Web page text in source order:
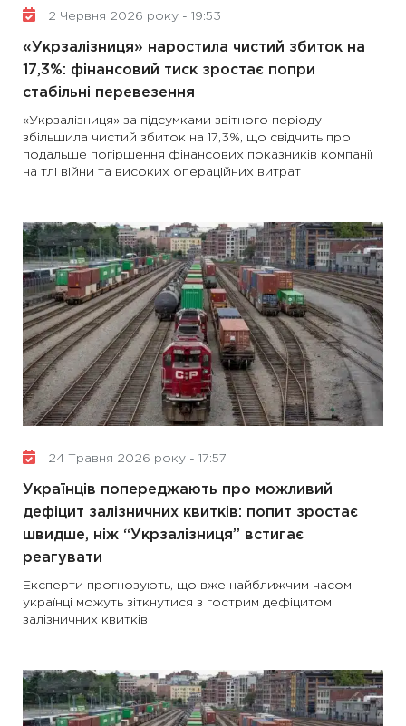
2 Червня 2026 року - 19:53
«Укрзалізниця» наростила чистий збиток на
17,3%: фінансовий тиск зростає попри
стабільні перевезення
«Укрзалізниця» за підсумками звітного періоду
збільшила чистий збиток на 17,3%, що свідчить про
подальше погіршення фінансових показників компанії
на тлі війни та високих операційних витрат
24 Травня 2026 року - 17:57
Українців попереджають про можливий
дефіцит залізничних квитків: попит зростає
швидше, ніж “Укрзалізниця” встигає
реагувати
Експерти прогнозують, що вже найближчим часом
українці можуть зіткнутися з гострим дефіцитом
залізничних квитків